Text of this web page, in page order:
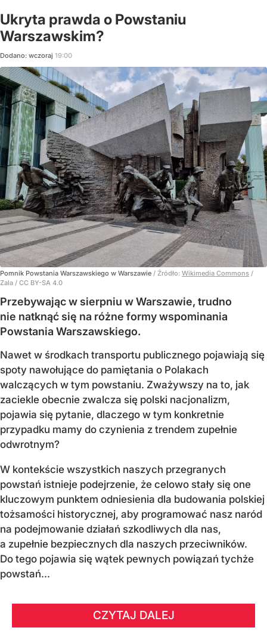
Ukryta prawda o Powstaniu
Warszawskim?
Dodano: wczoraj 19:00
Pomnik Powstania Warszawskiego w Warszawie / Źródło: Wikimedia Commons /
Zala / CC BY-SA 4.0
Przebywając w sierpniu w Warszawie, trudno
nie natknąć się na różne formy wspominania
Powstania Warszawskiego.
Nawet w środkach transportu publicznego pojawiają się
spoty nawołujące do pamiętania o Polakach
walczących w tym powstaniu. Zważywszy na to, jak
zaciekle obecnie zwalcza się polski nacjonalizm,
pojawia się pytanie, dlaczego w tym konkretnie
przypadku mamy do czynienia z trendem zupełnie
odwrotnym?
W kontekście wszystkich naszych przegranych
powstań istnieje podejrzenie, że celowo stały się one
kluczowym punktem odniesienia dla budowania polskiej
tożsamości historycznej, aby programować nasz naród
na podejmowanie działań szkodliwych dla nas,
a zupełnie bezpiecznych dla naszych przeciwników.
Do tego pojawia się wątek pewnych powiązań tychże
powstań...
CZYTAJ DALEJ